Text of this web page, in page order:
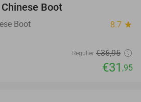
Boot
Boot 8.7 star
Regulier €36,95
€31 ,95